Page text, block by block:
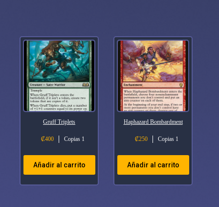
Gruff Triplets
₡400 Copias 1
Añadir al carrito
Haphazard Bombardment
₡250 Copias 1
Añadir al carrito